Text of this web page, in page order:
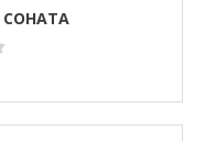
СОНАТА